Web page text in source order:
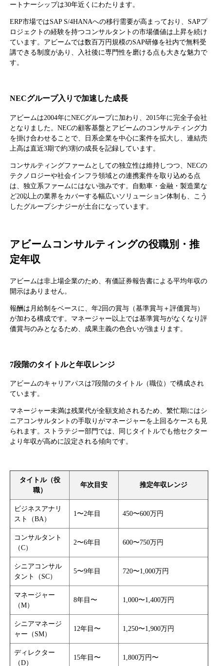
ートナーシップは30年近くにわたります。
ERP市場ではSAP S/4HANAへの移行需要が高まっており、SAPプ
ロジェクトの経験を持つコンサルタントの市場価値は上昇を続け
ています。アビームでは数百万円規模のSAP研修を社内で無料受
講できる制度があり、入社後に専門性を磨ける点も大きな魅力で
す。
NECグループ入りで加速した成長
アビームは2004年にNECグループに加わり、2015年に完全子会社
となりました。NECの顧客基盤とアビームのコンサルティング力
を掛け合わせることで、日系企業を中心に案件を拡大し、連結売
上高は直近3期で約3割の成長を記録しています。
コンサルティングファームとしての独立性は維持しつつ、NECの
テクノロジーや社会インフラ領域との連携案件を取り込める点
は、独立系ファームにはない強みです。自動車・金融・製造業な
ど20以上の業界をカバーする幅広いソリューション体制も、こう
したグループシナジーが土台になっています。
アビームコンサルティングの役職別・推
定年収
アビームは非上場企業のため、有価証券報告書による平均年収の
開示はありません。
報酬は月給制をベースに、年2回の賞与（基準賞与＋評価賞与）
が加わる構成です。マネージャー以上では基準賞与がなくなり評
価賞与のみとなるため、成果主義の色合いが強まります。
7段階のタイトルと年収レンジ
アビームのキャリアパスは7段階のタイトル（職位）で構成され
ています。
マネージャー未満は残業代が全額支給されるため、繁忙期にはシ
ニアコンサルタントの手取りがマネージャーを上回るケースも見
られます。ストラテジー部門では、同じタイトルでも他セクター
より年収が高めに設定される傾向です。
タイトル（役
職）
年次目安 推定年収レンジ
ビジネスアナリ
スト（BA）
1〜2年目 450〜600万円
コンサルタント
（C）
2〜6年目 600〜750万円
シニアコンサル
タント（SC）
5〜9年目 720〜1,000万円
マネージャー
（M）
8年目〜 1,000〜1,400万円
シニアマネージ
ャー（SM）
12年目〜 1,250〜1,900万円
ディレクター
（D）
15年目〜 1,800万円〜